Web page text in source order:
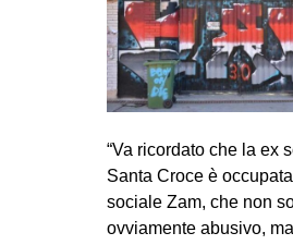
ms
“Va ricordato che la ex
Santa Croce è
sociale Zam, che non
ovviamente abusivo,